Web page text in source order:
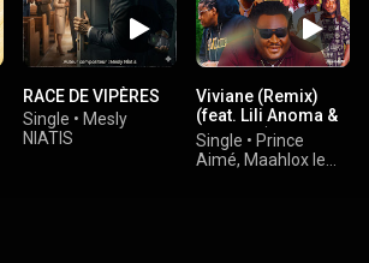
RACE DE VIPÈRES
Single • Mesly
NIATIS
Viviane (Remix)
(feat. Lili Anoma &
Thérapie)
Single • Prince
Aimé, Maahlox le